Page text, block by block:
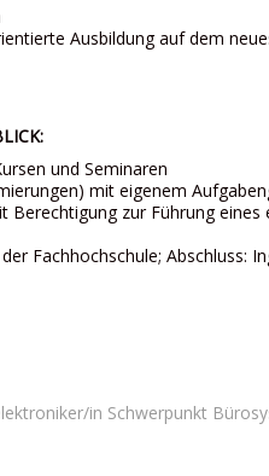
Ausbildung auf dem
und Seminaren
mit eigenem
zur Führung eines
Fachhochschule; Abschluss:
in Schwerpunkt